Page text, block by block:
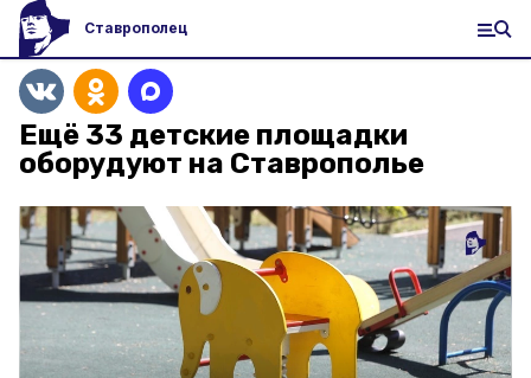
Ставрополец
Ещё 33 детские площадки
оборудуют на Ставрополье